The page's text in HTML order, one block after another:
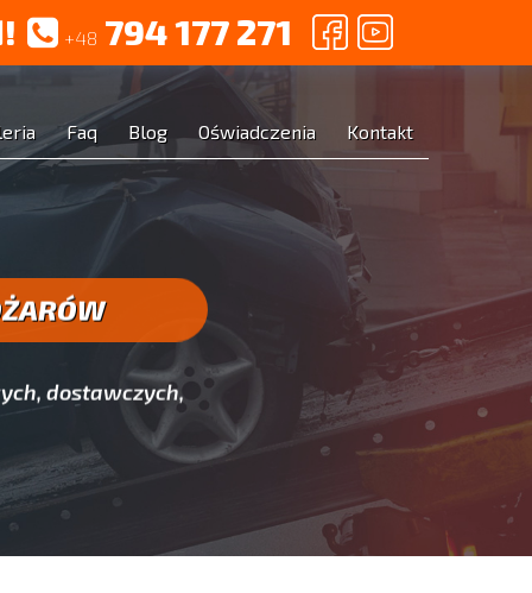
+48 794 177 271
Faq Blog Oświadczenia Kontakt
dostawczych,